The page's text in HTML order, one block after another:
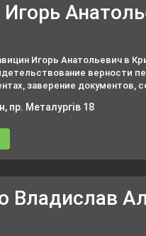
Игорь Анатольевич в
верности
заверение документов,
верности копий
пр. Металургів 18
Владислав